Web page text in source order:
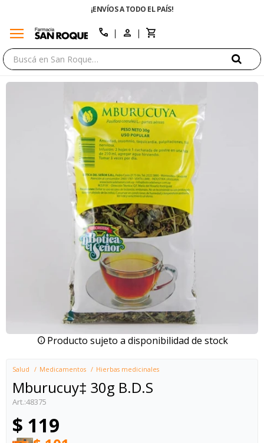
¡ENVÍOS A TODO EL PAÍS!
menu call
Producto sujeto a disponibilidad de stock
Salud Medicamentos Hierbas medicinales
Mburucuy‡ 30g B.D.S
48375
$ 119
close